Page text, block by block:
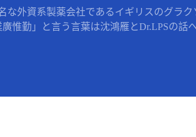
な外資系製薬会社であるイギリスのグラ
惟勤」と言う言葉は沈鴻雁とDr.LPSの話